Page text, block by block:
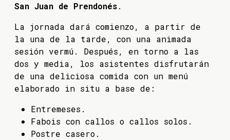
San Juan de Prendonés.
La jornada dará comienzo, a partir de
la una de la tarde, con una animada
sesión vermú. Después, en torno a las
dos y media, los asistentes disfrutarán
de una deliciosa comida con un menú
elaborado in situ a base de:
Entremeses.
Fabois con callos o callos solos.
Postre casero.